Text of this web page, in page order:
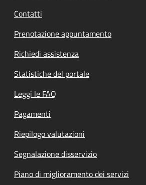
Contatti
Prenotazione appuntamento
Richiedi assistenza
Statistiche del portale
Leggi le FAQ
Pagamenti
Riepilogo valutazioni
Segnalazione disservizio
Piano di miglioramento dei servizi